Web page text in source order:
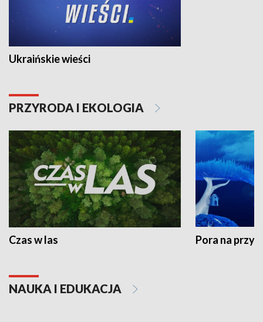
Ukraińskie wieści
PRZYRODA I EKOLOGIA
Czas w las Pora na
NAUKA I EDUKACJA